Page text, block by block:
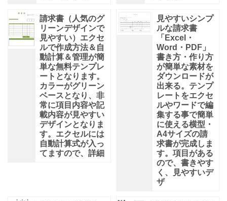
請求書（人気のグ
リーンデザインで
見やすい）エクセ
ルで作成方法＆自
動計算＆管理が簡
単な無料テンプレ
ートとなります。
カラーがグリーン
ベースとなり、非
常に項目内容や記
載内容が見やすい
デザインとなりま
す。エクセルには
自動計算式が入っ
てますので、詳細
見やすいシンプ
ルな請求書
「Excel・
Word・PDF」
書き方・作り方
が簡単な素材を
ダウンロードが
出来る。テンプ
レートをエクセ
ルやワードで編
集する事で簡単
に使える横型・
A4サイズの請
求書が完成しま
す。項目がある
ので、書きやす
く、見やすいデ
ザ